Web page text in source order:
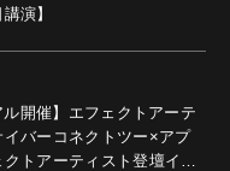
演】
ル開催】エフェクトアーテ
バーコネクトツー×アプ
トアーティスト登壇イベ